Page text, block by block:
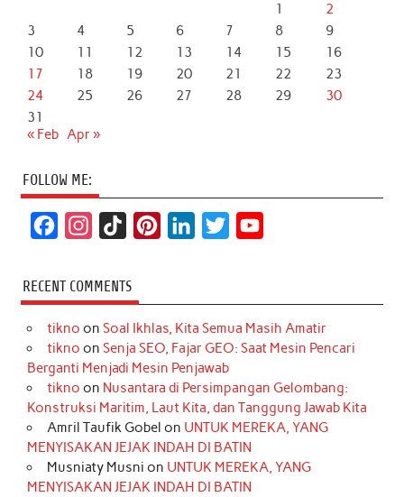
1
2
3
4 5 6 7 8
9
10
11 12 13 14 15
16
17
18 19 20 21 22
23
24
25 26 27 28 29
30
31
« Feb Apr »
FOLLOW ME:
c
e
b
o
k
s
t
a
r
a
m
k
T
o
k
t
e
e
s
t
k
e
d
I
n
t
t
r
T
u
e
RECENT COMMENTS
tikno on Soal Ikhlas, Kita Semua Masih Amatir
tikno on Senja SEO, Fajar GEO: Saat Mesin Pencari
Berganti Menjadi Mesin Penjawab
tikno on Nusantara di Persimpangan Gelombang:
Konstruksi Maritim, Laut Kita, dan Tanggung Jawab Kita
Amril Taufik Gobel on UNTUK MEREKA, YANG
MENYISAKAN JEJAK INDAH DI BATIN
Musniaty Musni on UNTUK MEREKA, YANG
MENYISAKAN JEJAK INDAH DI BATIN